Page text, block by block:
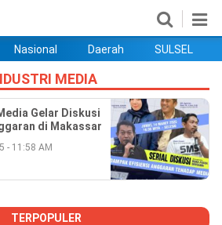
Nasional Daerah SULSEL
MEDIA
Gelar Diskusi
di Makassar
- 11:58 AM
TERPOPULER